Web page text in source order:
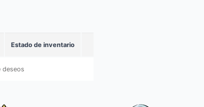
Estado de inventario
deseos